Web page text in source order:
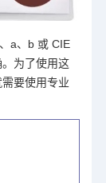
a、b 或 CIE
为了使用这
要使用专业